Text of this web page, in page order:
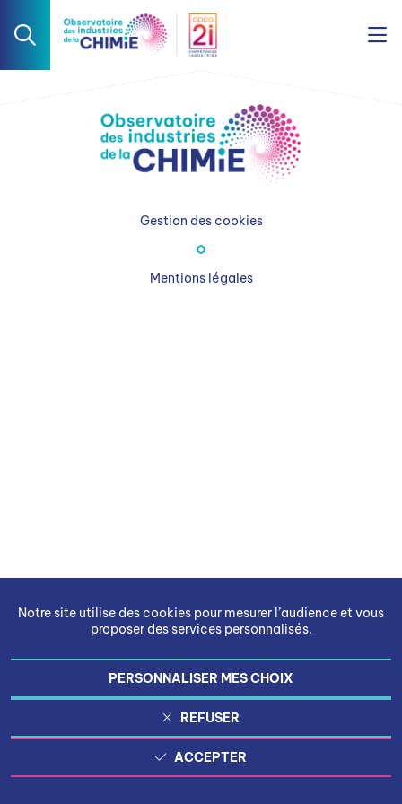
Notre site utilise des cookies pour mesurer l’audience et vous
proposer des services personnalisés.
PERSONNALISER MES CHOIX
REFUSER
ACCEPTER
Gestion des cookies
Mentions légales